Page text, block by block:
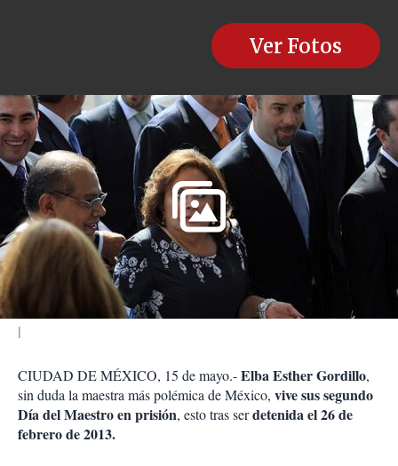
s
d
e
c
o
m
p
a
r
t
i
Ver Fotos
CIUDAD DE MÉXICO, 15 de mayo.-Elba Esther Gordillo,
sin duda la maestra más polémica de México, vive sus segundo
Día del Maestro en prisión, esto tras serdetenida el 26 de
febrero de 2013.